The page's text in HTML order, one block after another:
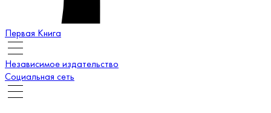
Первая Книга
Независимое издательство
Социальная сеть